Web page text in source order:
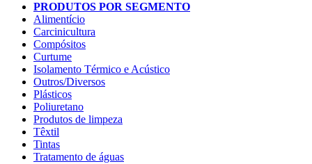
PRODUTOS POR SEGMENTO
Alimentício
Carcinicultura
Compósitos
Curtume
Isolamento Térmico e Acústico
Outros/Diversos
Plásticos
Poliuretano
Produtos de limpeza
Têxtil
Tintas
Tratamento de águas